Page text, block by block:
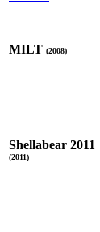
MILT (2008)
Shellabear 2011
(2011)